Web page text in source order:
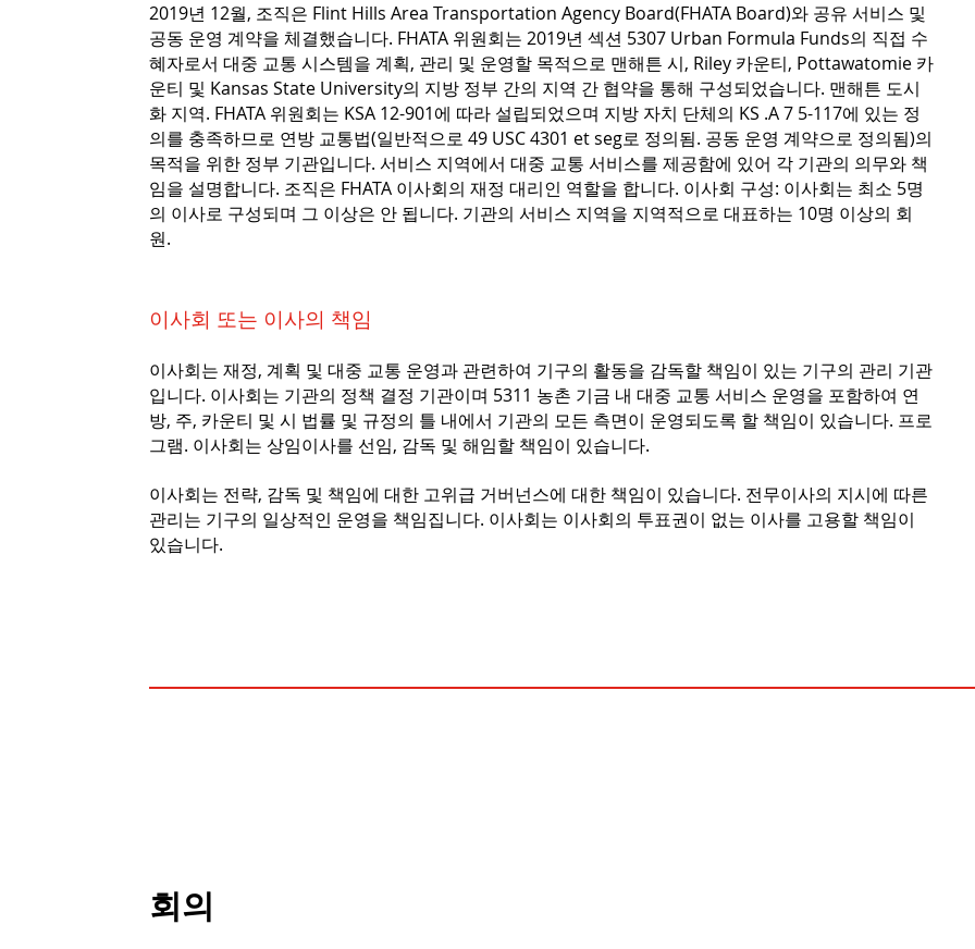
2019년 12월, 조직은 Flint Hills Area Transportation Agency Board(FHATA Board)와 공유 서비스 및
공동 운영 계약을 체결했습니다. FHATA 위원회는 2019년 섹션 5307 Urban Formula Funds의 직접 수
혜자로서 대중 교통 시스템을 계획, 관리 및 운영할 목적으로 맨해튼 시, Riley 카운티, Pottawatomie 카
운티 및 Kansas State University의 지방 정부 간의 지역 간 협약을 통해 구성되었습니다. 맨해튼 도시
화 지역. FHATA 위원회는 KSA 12-901에 따라 설립되었으며 지방 자치 단체의 KS .A 7 5-117에 있는 정
의를 충족하므로 연방 교통법(일반적으로 49 USC 4301 et seg로 정의됨. 공동 운영 계약으로 정의됨)의
목적을 위한 정부 기관입니다. 서비스 지역에서 대중 교통 서비스를 제공함에 있어 각 기관의 의무와 책
임을 설명합니다. 조직은 FHATA 이사회의 재정 대리인 역할을 합니다. 이사회 구성: 이사회는 최소 5명
의 이사로 구성되며 그 이상은 안 됩니다. 기관의 서비스 지역을 지역적으로 대표하는 10명 이상의 회
원.
이사회 또는 이사의 책임
이사회는 재정, 계획 및 대중 교통 운영과 관련하여 기구의 활동을 감독할 책임이 있는 기구의 관리 기관
입니다. 이사회는 기관의 정책 결정 기관이며 5311 농촌 기금 내 대중 교통 서비스 운영을 포함하여 연
방, 주, 카운티 및 시 법률 및 규정의 틀 내에서 기관의 모든 측면이 운영되도록 할 책임이 있습니다. 프로
그램. 이사회는 상임이사를 선임, 감독 및 해임할 책임이 있습니다.
이사회는 전략, 감독 및 책임에 대한 고위급 거버넌스에 대한 책임이 있습니다. 전무이사의 지시에 따른
관리는 기구의 일상적인 운영을 책임집니다. 이사회는 이사회의 투표권이 없는 이사를 고용할 책임이
있습니다.
회의